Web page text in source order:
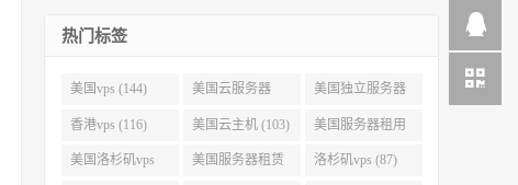
热门标签
美国vps (144) 美国云服务器
(143)
美国独立服务器
(118)
香港vps (116) 美国云主机 (103) 美国服务器租用
(99)
美国洛杉矶vps 美国服务器租赁 洛杉矶vps (87)